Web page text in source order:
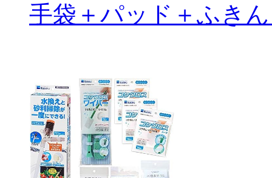
手袋＋パッド＋ふき